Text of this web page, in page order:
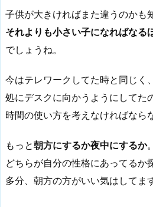
子供が大きければまた違うのかも
それよりも小さい子になればなる
でしょうね。
今はテレワークしてた時と同じく
処にデスクに向かうようにしてた
時間の使い方を考えなければなら
もっと朝方にするか夜中にするか。
どちらが自分の性格にあってるか
多分、朝方の方がいい気はしてま